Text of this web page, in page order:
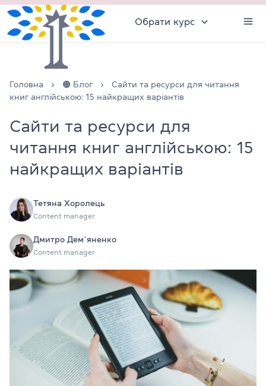
Обрати курс
Головна 🟠 Блог
Сайти та ресурси для читання
книг англійською: 15 найкращих варіантів
Сайти та ресурси для
читання книг англійською: 15
найкращих варіантів
Тетяна Хоролець
Content manager
Дмитро Демʼяненко
Content manager